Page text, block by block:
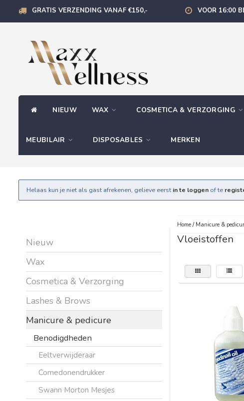
GRATIS VERZENDING VANAF €150,- VOOR 16:00
NIEUW WAX COSMETICA & VERZORGING
MEUBILAIR DISPOSABLES MERKEN
Helaas kun je niet als gast afrekenen, gelieve eerst in te loggen of te
Nieuw
Wax
Cosmetica & Verzorging
Lashes & Brows
Manicure & pedicure
Benodigdheden
Eeltverwijderaar
Comedonendrukker
Swann Morton Mesjes
Home/ Manicure &
Vloeistoffen